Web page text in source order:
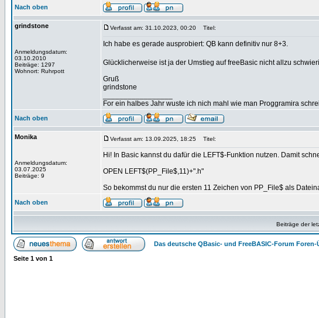
Nach oben
grindstone
Anmeldungsdatum:
03.10.2010
Beiträge: 1297
Wohnort: Ruhrpott
Verfasst am: 31.10.2023, 00:20 Titel:
Ich habe es gerade ausprobiert: QB kann definitiv nur 8+3.
Glücklicherweise ist ja der Umstieg auf freeBasic nicht allzu
Gruß
grindstone
For ein halbes Jahr wuste ich nich mahl wie man Proggramira
Nach oben
Monika
Anmeldungsdatum:
03.07.2025
Beiträge: 9
Verfasst am: 13.09.2025, 18:25 Titel:
Hi! In Basic kannst du dafür die LEFT$-Funktion nutzen. Damit
OPEN LEFT$(PP_File$,11)+".h"
So bekommst du nur die ersten 11 Zeichen von PP_File$ als
Nach oben
Beiträge der
Das deutsche QBasic- und FreeBASIC-Forum Foren-
Seite 1 von 1